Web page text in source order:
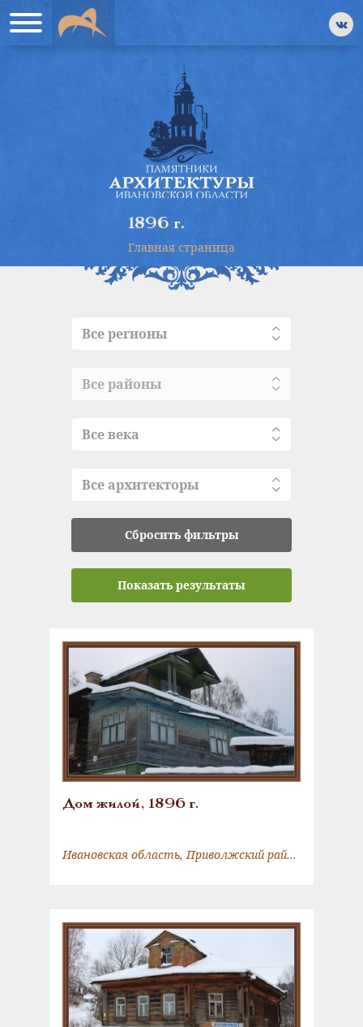
1896 г.
Главная страница
Все регионы
Все районы
Все века
Все архитекторы
Сбросить фильтры
Показать результаты
Дом жилой, 1896 г.
Ивановская область, Приволжский район, г. Плес, Островского ул., 6,